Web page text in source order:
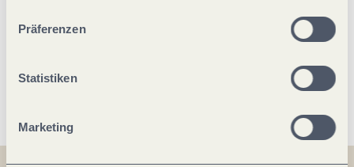
Präferenzen
Statistiken
Marketing
Lage
Weitere Infos